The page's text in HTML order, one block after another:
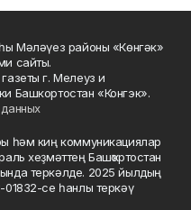
Мәләүез районы «Көнгәк»
сайты.
г. Мелеуз и
Башкортостан «Конгэк».
һәм киң коммуникациялар
хеҙмәттең Башҡортостан
теркәлде. 2025 йылдың
се һанлы теркәү